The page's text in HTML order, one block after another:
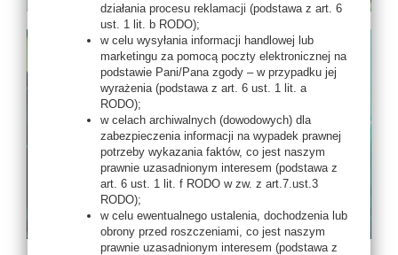
działania procesu reklamacji (podstawa z art. 6
ust. 1 lit. b RODO);
w celu wysyłania informacji handlowej lub
marketingu za pomocą poczty elektronicznej na
podstawie Pani/Pana zgody – w przypadku jej
wyrażenia (podstawa z art. 6 ust. 1 lit. a
RODO);
w celach archiwalnych (dowodowych) dla
zabezpieczenia informacji na wypadek prawnej
potrzeby wykazania faktów, co jest naszym
prawnie uzasadnionym interesem (podstawa z
art. 6 ust. 1 lit. f RODO w zw. z art.7.ust.3
RODO);
w celu ewentualnego ustalenia, dochodzenia lub
obrony przed roszczeniami, co jest naszym
prawnie uzasadnionym interesem (podstawa z